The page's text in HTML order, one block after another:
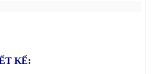
KẾ: